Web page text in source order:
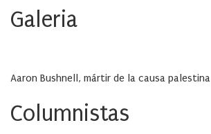
Galeria
Aaron Bushnell, mártir de la causa palestina
Columnistas